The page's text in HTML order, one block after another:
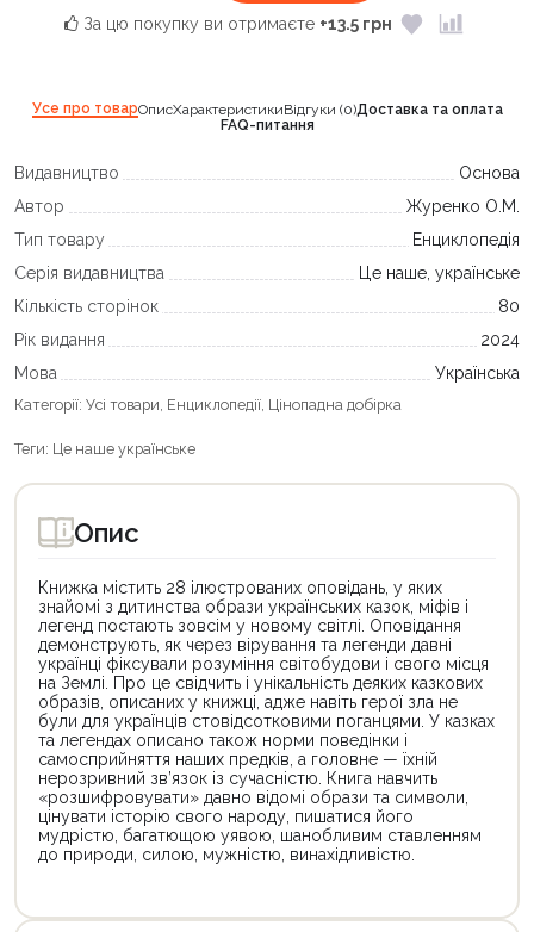
За цю покупку ви отримаєте +13.5 грн
Усе про товарОписХарактеристикиВідгуки (0)Доставка та оплата
FAQ-питання
Видавництво
Основа
Автор
Журенко О.М.
Тип товару
Енциклопедія
Серія видавництва
Це наше, українське
Кількість сторінок
80
Рік видання
2024
Мова
Українська
Категорії: Усі товари, Енциклопедії, Цінопадна добірка
Теги: Це наше українське
Опис
Книжка містить 28 ілюстрованих оповідань, у яких
знайомі з дитинства образи українських казок, міфів і
легенд постають зовсім у новому світлі. Оповідання
демонструють, як через вірування та легенди давні
українці фіксували розуміння світобудови і свого місця
на Землі. Про це свідчить і унікальність деяких казкових
образів, описаних у книжці, адже навіть герої зла не
були для українців стовідсотковими поганцями. У казках
та легендах описано також норми поведінки і
самосприйняття наших предків, а головне — їхній
нерозривний зв’язок із сучасністю. Книга навчить
«розшифровувати» давно відомі образи та символи,
цінувати історію свого народу, пишатися його
мудрістю, багатющою уявою, шанобливим ставленням
до природи, силою, мужністю, винахідливістю.
товар
товар